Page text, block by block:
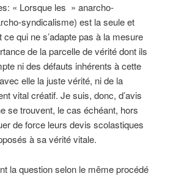
« Lorsque les » anarcho-
syndicalisme) est la seule et
qui ne s’adapte pas à la mesure
de la parcelle de vérité dont ils
ni des défauts inhérents à cette
elle la juste vérité, ni de la
vital créatif. Je suis, donc, d’avis
se trouvent, le cas échéant, hors
de force leurs devis scolastiques
à sa vérité vitale.
la question selon le même procédé